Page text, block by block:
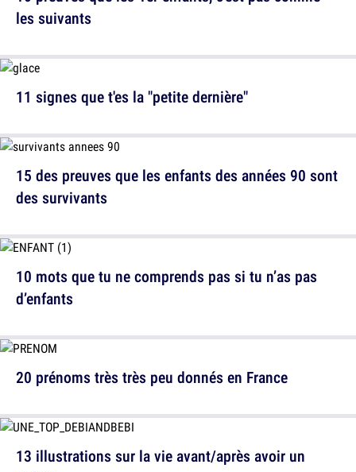
11 signes que t'es la "petite dernière"
10 mots que tu ne comprends pas si tu n’as pas
d’enfants
13 illustrations sur la vie avant/après avoir un
les suivants
15 des preuves que les enfants des années 90 sont
des survivants
20 prénoms très très peu donnés en France